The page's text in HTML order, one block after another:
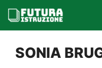
contenuto
SONIA